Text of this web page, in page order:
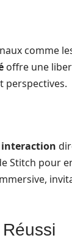
comme
offre une
perspectives.
interaction
Stitch pour